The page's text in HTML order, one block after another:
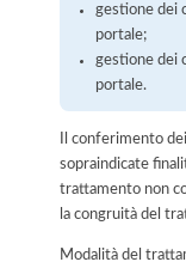
gestione dei
portale;
gestione dei
portale.
Il conferimento
sopraindicate
trattamento non
la congruità del
Modalità del